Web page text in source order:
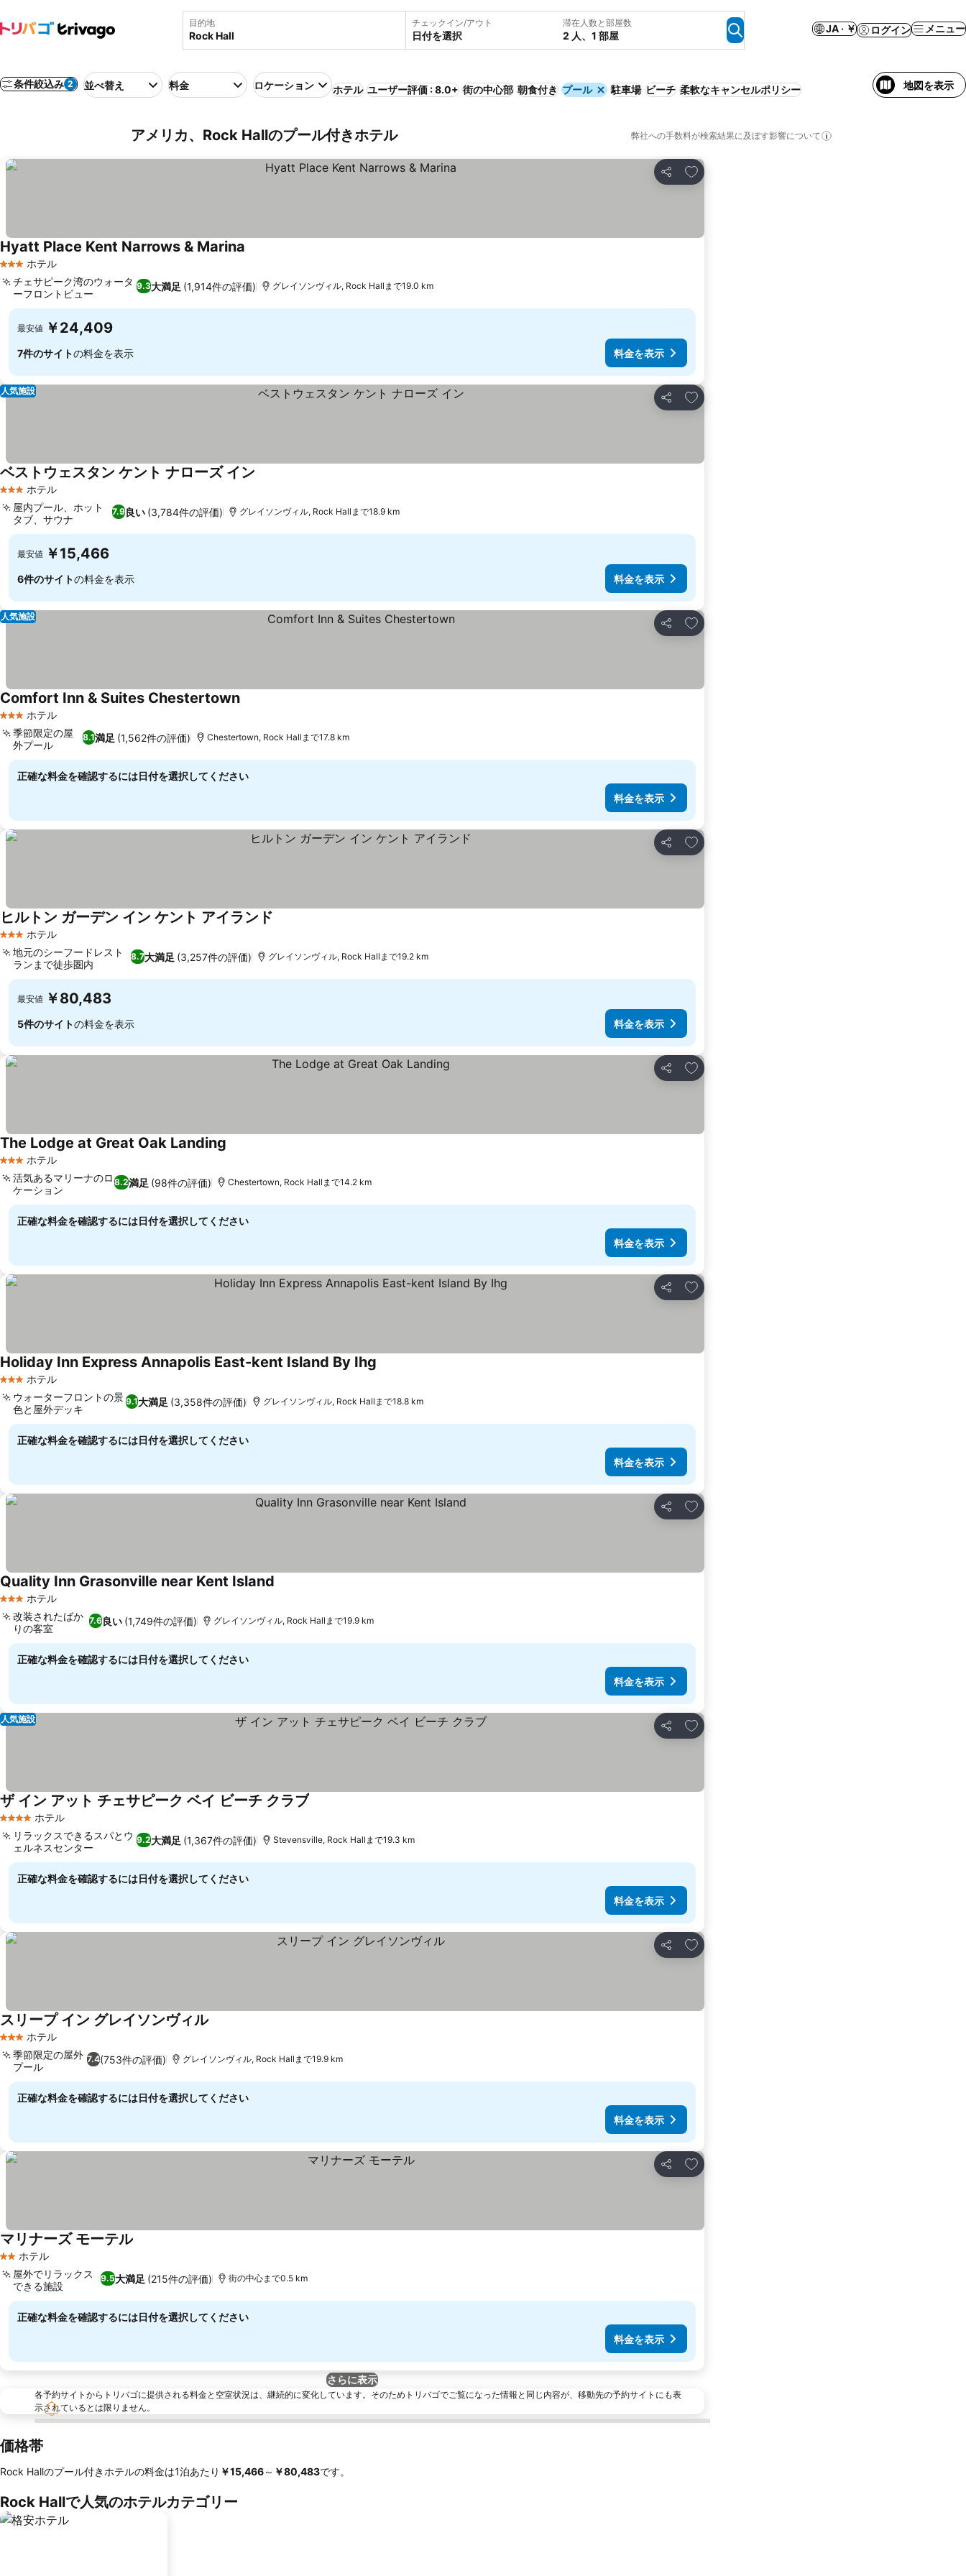
目的地 チェックイン/アウト
日付を選択
滞在人数と部屋数
2 人、1 部屋
JA · ￥ ログイン メニュー
条件絞込み 2 並べ替え 料金 ロケーション ホテル ユーザー評価 : 8.0+ 街の中心部 朝食付き プール 駐車場 ビーチ 柔軟なキャンセルポリシー 地図を表示
アメリカ、Rock Hallのプール付きホテル 弊社への手数料が検索結果に及ぼす影響について
シェア
お気に入りに追加
3 ホテルのランク
ホテル
Hyatt Place Kent Narrows & Marina
9.3大満足 (1,914件の評価)
チェサピーク湾のウォータ
ーフロントビュー
グレイソンヴィル, Rock Hallまで19.0 km
最安値 ￥24,409
7件のサイトの料金を表示 料金を表示
シェア
お気に入りに追加
人気施設
3 ホテルのランク
ホテル
ベストウェスタン ケント ナローズ イン
7.9良い (3,784件の評価)
屋内プール、ホット
タブ、サウナ
グレイソンヴィル, Rock Hallまで18.9 km
最安値 ￥15,466
6件のサイトの料金を表示 料金を表示
シェア
お気に入りに追加
人気施設
3 ホテルのランク
ホテル
Comfort Inn & Suites Chestertown料金を表示
8.1満足 (1,562件の評価)
季節限定の屋
外プール
Chestertown, Rock Hallまで17.8 km
正確な料金を確認するには日付を選択してください
料金を表示
シェア
お気に入りに追加
3 ホテルのランク
ホテル
ヒルトン ガーデン イン ケント アイランド
8.7大満足 (3,257件の評価)
地元のシーフードレスト
ランまで徒歩圏内
グレイソンヴィル, Rock Hallまで19.2 km
最安値 ￥80,483
5件のサイトの料金を表示 料金を表示
シェア
お気に入りに追加
3 ホテルのランク
ホテル
The Lodge at Great Oak Landing
8.2満足 (98件の評価)
活気あるマリーナのロ
ケーション
Chestertown, Rock Hallまで14.2 km
正確な料金を確認するには日付を選択してください
料金を表示
シェア
お気に入りに追加
3 ホテルのランク
ホテル
Holiday Inn Express Annapolis East-kent Island By Ihg
9.1大満足 (3,358件の評価)
ウォーターフロントの景
色と屋外デッキ
グレイソンヴィル, Rock Hallまで18.8 km
正確な料金を確認するには日付を選択してください
料金を表示
シェア
お気に入りに追加
3 ホテルのランク
ホテル
Quality Inn Grasonville near Kent Island
7.6良い (1,749件の評価)
改装されたばか
りの客室
グレイソンヴィル, Rock Hallまで19.9 km
正確な料金を確認するには日付を選択してください
料金を表示
シェア
お気に入りに追加
人気施設
4 ホテルのランク
ホテル
ザ イン アット チェサピーク ベイ ビーチ クラブ
9.2大満足 (1,367件の評価)
リラックスできるスパとウ
ェルネスセンター
Stevensville, Rock Hallまで19.3 km
正確な料金を確認するには日付を選択してください
料金を表示
シェア
お気に入りに追加
3 ホテルのランク
ホテル
スリープ イン グレイソンヴィル
7.4(753件の評価)
季節限定の屋外
プール
グレイソンヴィル, Rock Hallまで19.9 km
正確な料金を確認するには日付を選択してください
料金を表示
シェア
お気に入りに追加
2 ホテルのランク
ホテル
マリナーズ モーテル
9.5大満足 (215件の評価)
屋外でリラックス
できる施設
街の中心まで0.5 km
正確な料金を確認するには日付を選択してください
料金を表示
さらに表示
各予約サイトからトリバゴに提供される料金と空室状況は、継続的に変化しています。そのためトリバゴでご覧になった情報と同じ内容が、移動先の予約サイトにも表
示されているとは限りません。
価格帯
Rock Hallのプール付きホテルの料金は1泊あたり ‎￥15,466～ ‎￥80,483です。
Rock Hallで人気のホテルカテゴリー